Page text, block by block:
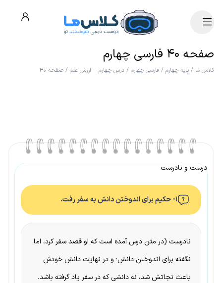
صفحه ۴۰ فارسی چهارم
کلاس ما / پایه چهارم / فارسی چهارم / درس چهارم – ارزشِ علم / صفحه ۴۰
درست و نادرست
۱- حکیم برای اندوختن دانش به سفر رفت.
نادرست (در متن درس آمده است که او قصد سفر کرد، اما
نگفته برای اندوختن دانش؛ و در نهایت دانش خودش
باعث نجاتش شد، نه دانشی که در سفر یاد گرفته باشد.